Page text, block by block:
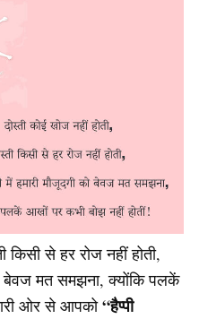
किसी से हर रोज नहीं होती,
बेवज मत समझना, क्योंकि पलकें
ओर से आपको“हैप्पी